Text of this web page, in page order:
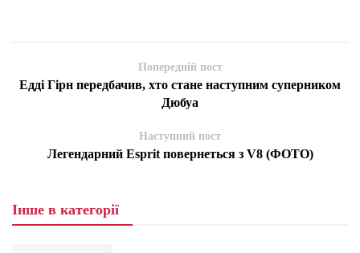
Попередній пост
Едді Гірн передбачив, хто стане наступним суперником
Дюбуа
Наступний пост
Легендарний Esprit повернеться з V8 (ФОТО)
Інше в категорії